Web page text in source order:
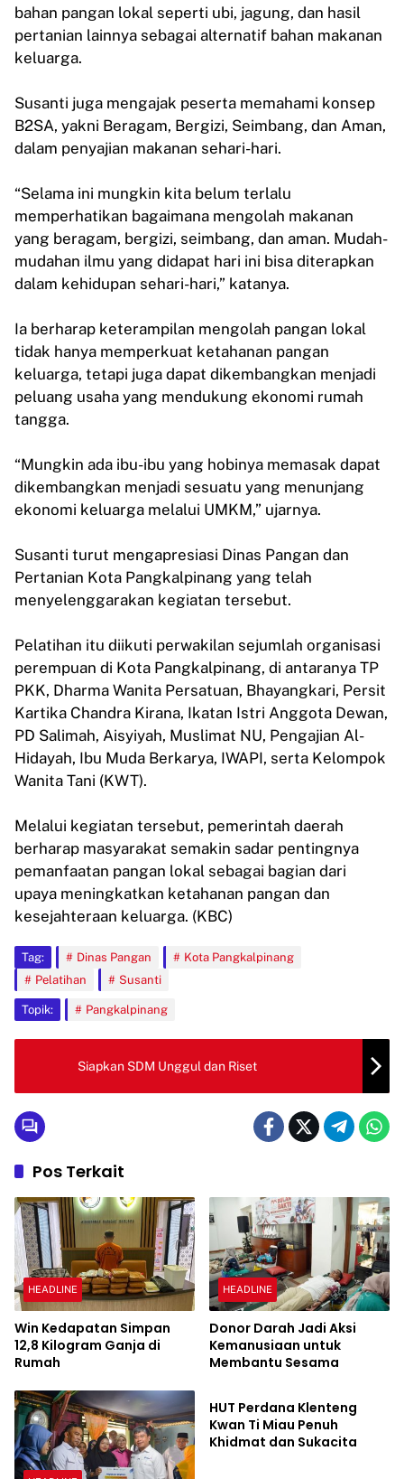
bahan pangan lokal seperti ubi, jagung, dan hasil
pertanian lainnya sebagai alternatif bahan makanan
keluarga.
Susanti juga mengajak peserta memahami konsep
B2SA, yakni Beragam, Bergizi, Seimbang, dan Aman,
dalam penyajian makanan sehari-hari.
“Selama ini mungkin kita belum terlalu
memperhatikan bagaimana mengolah makanan
yang beragam, bergizi, seimbang, dan aman. Mudah-
mudahan ilmu yang didapat hari ini bisa diterapkan
dalam kehidupan sehari-hari,” katanya.
Ia berharap keterampilan mengolah pangan lokal
tidak hanya memperkuat ketahanan pangan
keluarga, tetapi juga dapat dikembangkan menjadi
peluang usaha yang mendukung ekonomi rumah
tangga.
“Mungkin ada ibu-ibu yang hobinya memasak dapat
dikembangkan menjadi sesuatu yang menunjang
ekonomi keluarga melalui UMKM,” ujarnya.
Susanti turut mengapresiasi Dinas Pangan dan
Pertanian Kota Pangkalpinang yang telah
menyelenggarakan kegiatan tersebut.
Pelatihan itu diikuti perwakilan sejumlah organisasi
perempuan di Kota Pangkalpinang, di antaranya TP
PKK, Dharma Wanita Persatuan, Bhayangkari, Persit
Kartika Chandra Kirana, Ikatan Istri Anggota Dewan,
PD Salimah, Aisyiyah, Muslimat NU, Pengajian Al-
Hidayah, Ibu Muda Berkarya, IWAPI, serta Kelompok
Wanita Tani (KWT).
Melalui kegiatan tersebut, pemerintah daerah
berharap masyarakat semakin sadar pentingnya
pemanfaatan pangan lokal sebagai bagian dari
upaya meningkatkan ketahanan pangan dan
kesejahteraan keluarga. (KBC)
Tag: Dinas Pangan
Kota Pangkalpinang
Pelatihan
Susanti
Topik: Pangkalpinang
Siapkan SDM Unggul dan Riset
Pos Terkait
HEADLINE
Win Kedapatan Simpan
12,8 Kilogram Ganja di
Rumah
HEADLINE
Donor Darah Jadi Aksi
Kemanusiaan untuk
Membantu Sesama
HEADLINE
HUT Perdana Klenteng
Kwan Ti Miau Penuh
Khidmat dan Sukacita